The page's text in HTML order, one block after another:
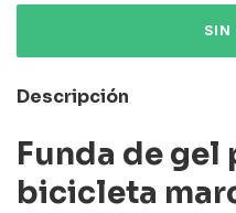
Descripción
Funda de gel
bicicleta